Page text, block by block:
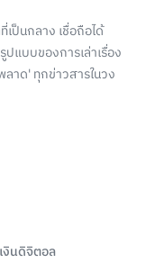
เป็นกลาง เชื่อถือได้
ปแบบของการเล่าเรื่อง
ลาด' ทุกข่าวสารในวง
งินดิจิตอล